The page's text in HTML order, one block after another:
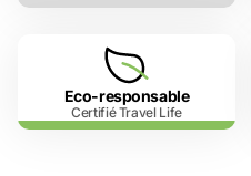
Eco-responsable
Certifié Travel Life